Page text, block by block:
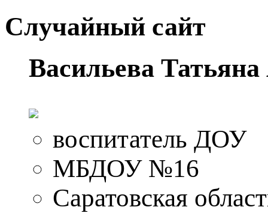
Случайный сайт
Васильева
воспитатель ДОУ
МБДОУ №16
Саратовская